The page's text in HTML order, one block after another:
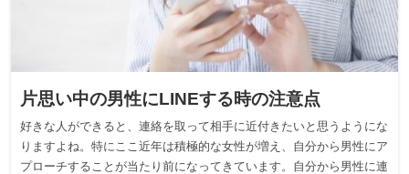
片思い中の男性にLINEする時の注意点
好きな人ができると、連絡を取って相手に近付きたいと思うようにな
りますよね。特にここ近年は積極的な女性が増え、自分から男性にア
プローチすることが当たり前になってきています。自分から男性に連